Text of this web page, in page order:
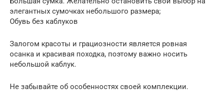
элегантных сумочках небольшого размера;
Обувь без каблуков
Залогом красоты и грациозности является ровная
осанка и красивая походка, поэтому важно носить
небольшой каблук.
Не забывайте об особенностях своей комплекции.